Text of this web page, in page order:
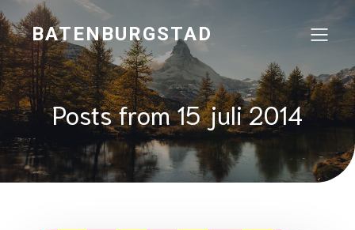
BATENBURGSTAD
Posts from 15 juli 2014